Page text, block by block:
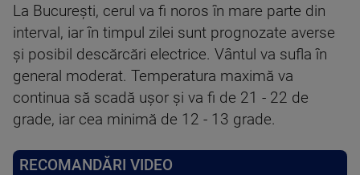
La Bucureşti, cerul va fi noros în mare parte din
interval, iar în timpul zilei sunt prognozate averse
şi posibil descărcări electrice. Vântul va sufla în
general moderat. Temperatura maximă va
continua să scadă uşor şi va fi de 21 - 22 de
grade, iar cea minimă de 12 - 13 grade.
RECOMANDĂRI VIDEO